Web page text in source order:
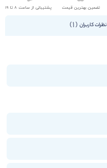
تضمین بهترین قیمت پشتیبانی از ساعت 8 تا 19
نظرات کاربران 1